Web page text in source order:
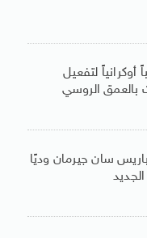
لتفعيل
بالعمق الروسي
سان جيرمان وديًا